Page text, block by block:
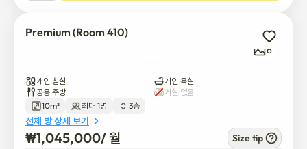
문의 및 예약은 언제든지 편하게 연락해 주세요.
전화 / 문자: +82-507-1485-2123
모두에게 편안한 생활 환경을 보장하기 위해 다음과 같은 간단한 규
칙을 준수해 주시기 바랍니다:
-조용한 시간: 오후 10시부터 오전 8시까지. 소음을 최소화해 주세
요.
Premium (Room 410)
6
개인 침실
개인 욕실
공용 주방
거실 없음
10m²
최대 1명 3층
전체 방 상세 보기
₩1,045,000/ 월 Size tip